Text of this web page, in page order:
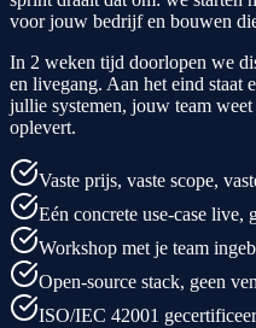
voor jouw bedrijf en bouwen
In 2 weken tijd doorlopen we
en livegang. Aan het eind staat
jullie systemen, jouw team
oplevert.
Vaste prijs, vaste scope,
Eén concrete use-case live,
Workshop met je team
Open-source stack, geen
ISO/IEC 42001